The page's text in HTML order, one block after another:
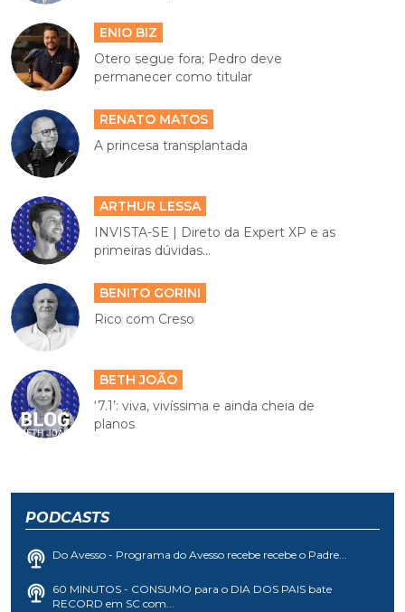
ENIO BIZ
Otero segue fora; Pedro deve
permanecer como titular
RENATO MATOS
A princesa transplantada
ARTHUR LESSA
INVISTA-SE | Direto da Expert XP e as
primeiras dúvidas...
BENITO GORINI
Rico com Creso
BETH JOÃO
‘7.1’: viva, vivíssima e ainda cheia de
planos
PODCASTS
Do Avesso - Programa do Avesso recebe recebe o Padre...
60 MINUTOS - CONSUMO para o DIA DOS PAIS bate
RECORD em SC com...